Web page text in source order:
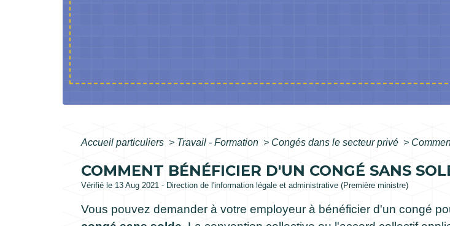
Accueil particuliers > Travail - Formation > Congés dans le secteur privé >
COMMENT BÉNÉFICIER D'UN CONGÉ SANS
Vérifié le 13 Aug 2021 - Direction de l'information légale et administrative (Première ministre)
Vous pouvez demander à votre employeur à bénéficier d'un congé